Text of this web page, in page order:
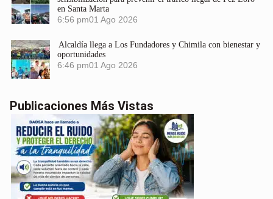
en Santa Marta
6:56 pm01 Ago 2026
Alcaldía llega a Los Fundadores y Chimila con bienestar y
oportunidades
6:46 pm01 Ago 2026
Publicaciones Más Vistas